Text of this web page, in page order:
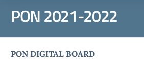
PON 2021-2022
PON DIGITAL BOARD